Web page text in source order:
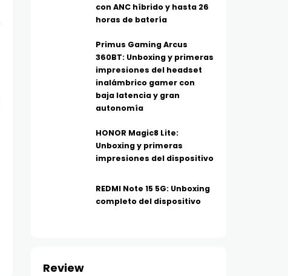
con ANC híbrido y hasta 26
horas de batería
Primus Gaming Arcus
360BT: Unboxing y primeras
impresiones del headset
inalámbrico gamer con
baja latencia y gran
autonomía
HONOR Magic8 Lite:
Unboxing y primeras
impresiones del dispositivo
REDMI Note 15 5G: Unboxing
completo del dispositivo
Review